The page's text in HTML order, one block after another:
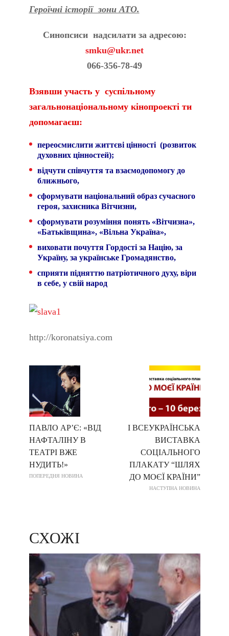
Героїчні історії зони АТО.
Синопсиси надсилати за адресою:
smku@ukr.net
066-356-78-49
Взявши участь у суспільному
загальнонаціональному кінопроекті ти
допомагаєш:
переосмислити життєві цінності (розвиток
духовних цінностей);
відчути співчуття та взаємодопомогу до
ближнього,
сформувати національний образ сучасного
героя, захисника Вітчизни,
сформувати розуміння понять «Вітчизна»,
«Батьківщина», «Вільна Україна»,
виховати почуття Гордості за Націю, за
Україну, за українське Громадянство,
сприяти підняттю патріотичного духу, віри
в себе, у свій народ
http://koronatsiya.com
ПАВЛО АР’Є: «ВІД
НАФТАЛІНУ В
ТЕАТРІ ВЖЕ
НУДИТЬ!»
ПОПЕРЕДНЯ НОВИНА
І ВСЕУКРАЇНСЬКА
ВИСТАВКА
СОЦІАЛЬНОГО
ПЛАКАТУ “ШЛЯХ
ДО МОЄЇ КРАЇНИ”
НАСТУПНА НОВИНА
СХОЖІ